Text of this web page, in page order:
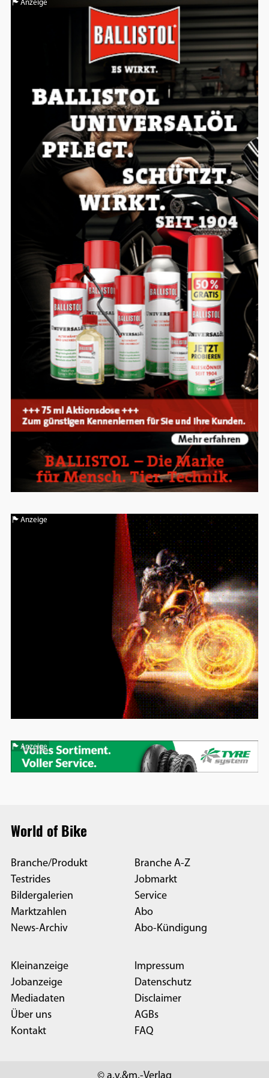
Anzeige
Anzeige
Anzeige
World of Bike
Branche/Produkt
Testrides
Bildergalerien
Marktzahlen
News-Archiv
Branche A-Z
Jobmarkt
Service
Abo
Abo-Kündigung
Kleinanzeige
Jobanzeige
Mediadaten
Über uns
Kontakt
Impressum
Datenschutz
Disclaimer
AGBs
FAQ
Einverständnis-Optionen des Benutzers
Cookie Laufzeit:
EXTERNE MEDIEN
Um Inhalte von Videoplattformen und
Social Media Plattformen anzeigen zu
können, werden von diesen externen
Medien Cookies gesetzt.
YouTube
Google Maps
Anbieter:
Google